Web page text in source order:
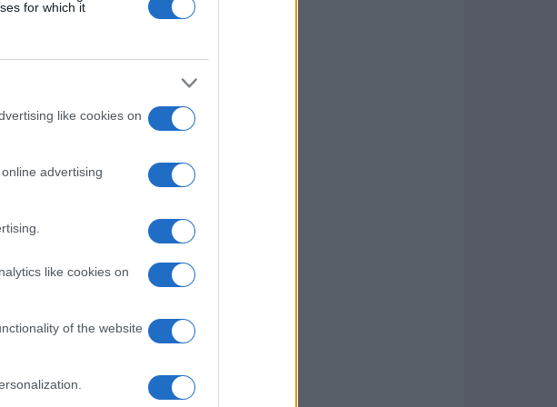
for which it
like cookies on
advertising
like cookies on
of the website
quasi
del
controllo
Il